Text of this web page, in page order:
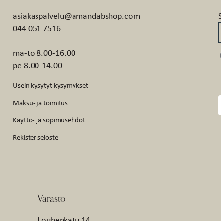
asiakaspalvelu@amandabshop.com
044 051 7516
ma-to 8.00-16.00
pe 8.00-14.00
Usein kysytyt kysymykset
Maksu- ja toimitus
Käyttö- ja sopimusehdot
Rekisteriseloste
Varasto